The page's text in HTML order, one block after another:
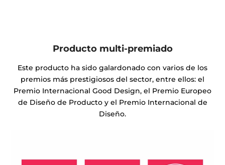
Producto multi-premiado
Este producto ha sido galardonado con varios de los
premios más prestigiosos del sector, entre ellos: el
Premio Internacional Good Design, el Premio Europeo
de Diseño de Producto y el Premio Internacional de
Diseño.